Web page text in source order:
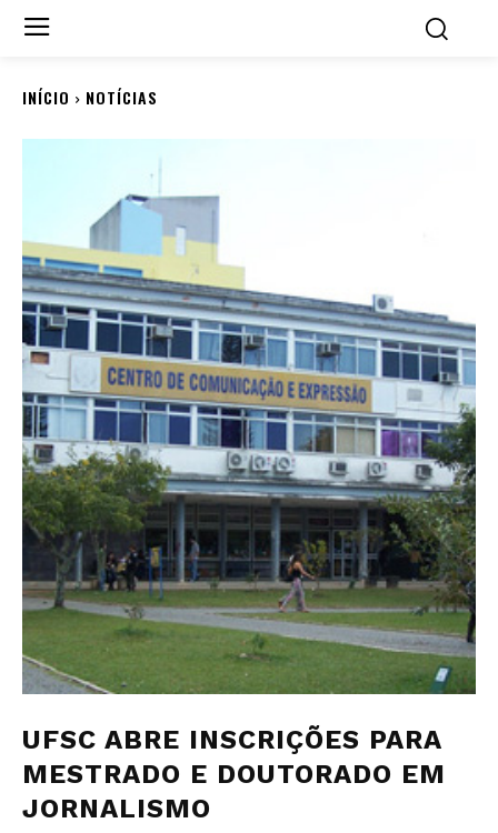
INÍCIO NOTÍCIAS
UFSC ABRE INSCRIÇÕES PARA
MESTRADO E DOUTORADO EM
JORNALISMO